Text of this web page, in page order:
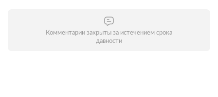
Комментарии закрыты за истечением срока
давности